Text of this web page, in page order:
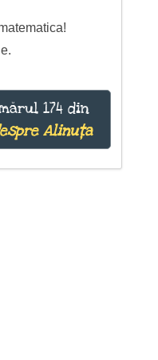
174 din
Alinuța